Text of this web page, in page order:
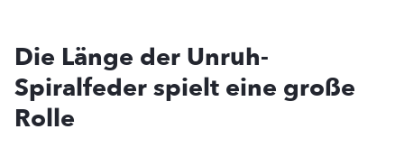
Die Länge der Unruh-
Spiralfeder spielt eine große
Rolle